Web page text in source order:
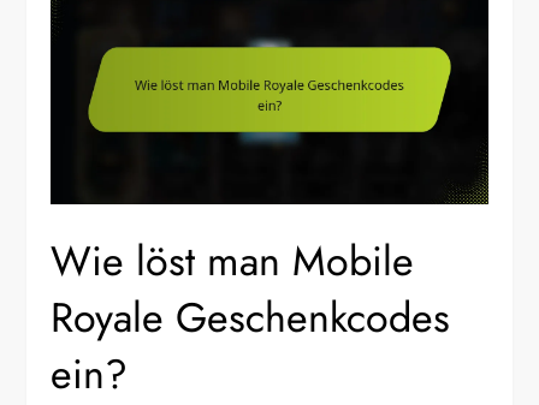
Wie löst man Mobile
Royale Geschenkcodes
ein?